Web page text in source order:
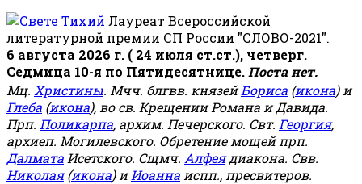
Лауреат Всероссийской
литературной премии СП России "СЛОВО-2021".
6 августа 2026 г. ( 24 июля ст.ст.), четверг.
Седмица 10-я по Пятидесятнице. Поста нет.
Мц. Христины. Мчч. блгвв. князейБориса (икона) и
Глеба (икона), во св. Крещении Романа и Давида.
Прп. Поликарпа, архим. Печерского. Свт. Георгия,
архиеп. Могилевского. Обретение мощей прп.
Далмата Исетского. Сщмч. Алфеядиакона. Свв.
Николая(икона) иИоанна испп., пресвитеров.